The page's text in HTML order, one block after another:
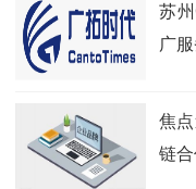
苏
广
焦
链